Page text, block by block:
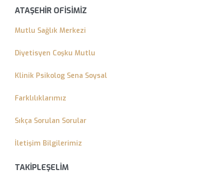
ATAŞEHİR OFİSİMİZ
Mutlu Sağlık Merkezi
Diyetisyen Coşku Mutlu
Klinik Psikolog Sena Soysal
Farklılıklarımız
Sıkça Sorulan Sorular
İletişim Bilgilerimiz
TAKİPLEŞELİM